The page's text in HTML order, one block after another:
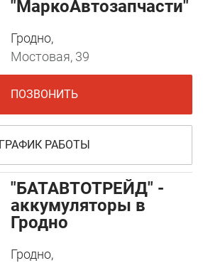
"МаркоАвтозапчасти"
Гродно,
Мостовая, 39
ПОЗВОНИТЬ
ГРАФИК РАБОТЫ
"БАТАВТОТРЕЙД" -
аккумуляторы в
Гродно
Гродно,